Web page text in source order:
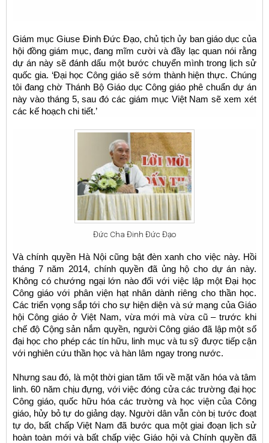
Giám mục Giuse Đinh Đức Đạo, chủ tịch ủy ban giáo dục của
hội đồng giám mục, đang mĩm cười và đầy lạc quan nói rằng
dự án này sẽ đánh dấu một bước chuyển mình trong lịch sử
quốc gia. ‘Đại học Công giáo sẽ sớm thành hiện thực. Chúng
tôi đang chờ Thánh Bộ Giáo dục Công giáo phê chuẩn dự án
này vào tháng 5, sau đó các giám mục Việt Nam sẽ xem xét
các kế hoạch chi tiết.’
Đức Cha Đinh Đức Đạo
Và chính quyền Hà Nội cũng bật đèn xanh cho việc này. Hồi
tháng 7 năm 2014, chính quyền đã ủng hộ cho dự án này.
Không có chướng ngại lớn nào đối với việc lập một Đại học
Công giáo với phân viện hạt nhân dành riêng cho thần học.
Các triển vọng sắp tới cho sự hiện diện và sứ mạng của Giáo
hội Công giáo ở Việt Nam, vừa mới mà vừa cũ – trước khi
chế độ Cộng sản nắm quyền, người Công giáo đã lập một số
đại học cho phép các tín hữu, linh mục và tu sỹ được tiếp cận
với nghiên cứu thần học và hàn lâm ngay trong nước.
Nhưng sau đó, là một thời gian tăm tối về mặt văn hóa và tâm
linh. 60 năm chịu đựng, với việc đóng cửa các trường đại học
Công giáo, quốc hữu hóa các trường và học viện của Công
giáo, hủy bỏ tự do giảng dạy. Người dân vẫn còn bị tước đoạt
tự do, bất chấp Việt Nam đã bước qua một giai đoạn lịch sử
hoàn toàn mới và bất chấp việc Giáo hội và Chính quyền đã